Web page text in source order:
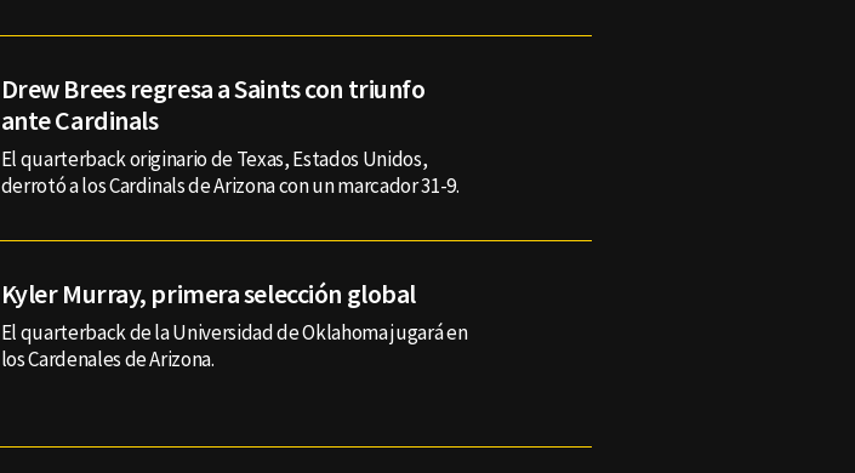
Drew Brees regresa a Saints con triunfo
ante Cardinals
El quarterback originario de Texas, Estados Unidos,
derrotó a los Cardinals de Arizona con un marcador 31-9.
Kyler Murray, primera selección global
El quarterback de la Universidad de Oklahoma jugará en
los Cardenales de Arizona.